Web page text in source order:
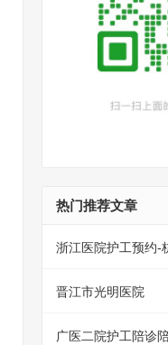
热门推荐文章
浙江医院护工预约-
晋江市光明医院
广医二院护工陪诊